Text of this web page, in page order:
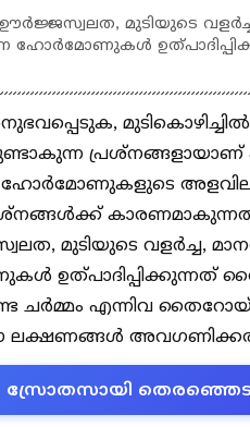
ഊർജ്ജസ്വലത, മുടിയുടെ
ഹോർമോണുകൾ
പ്രശ്നങ്ങളായാണ്
മുടിയുടെ വളർച്ച,
ചർമ്മം എന്നിവ
ഈ ലക്ഷണങ്ങൾ
സ്രോതസായി